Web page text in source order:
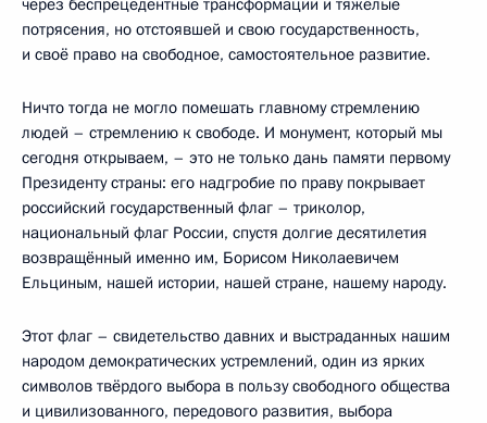
потрясения, но отстоявшей и свою государственность,
и своё право на свободное, самостоятельное развитие.
Ничто тогда не могло помешать главному стремлению
людей – стремлению к свободе. И монумент, который мы
сегодня открываем, – это не только дань памяти первому
Президенту страны: его надгробие по праву покрывает
российский государственный флаг – триколор,
национальный флаг России, спустя долгие десятилетия
возвращённый именно им, Борисом Николаевичем
Ельциным, нашей истории, нашей стране, нашему народу.
Этот флаг – свидетельство давних и выстраданных нашим
народом демократических устремлений, один из ярких
символов твёрдого выбора в пользу свободного общества
и цивилизованного, передового развития, выбора